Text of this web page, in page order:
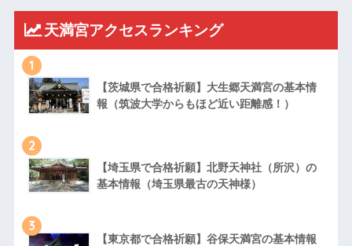
天満宮アクセスランキング
1
【茨城県で合格祈願】大生郷天満宮の基本情
報（筑波大学からもほど近い距離感！）
2
【埼玉県で合格祈願】北野天神社（所沢）の
基本情報（埼玉県最古の天神様）
3
【東京都で合格祈願】谷保天満宮の基本情報